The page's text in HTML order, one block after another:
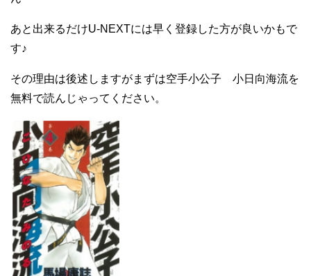
あと出来るだけU-NEXTには早く登録した方が良いかもで
す♪
その理由は後述しますがまずは空手小公子 小日向海流を
無料で読んじゃってください。